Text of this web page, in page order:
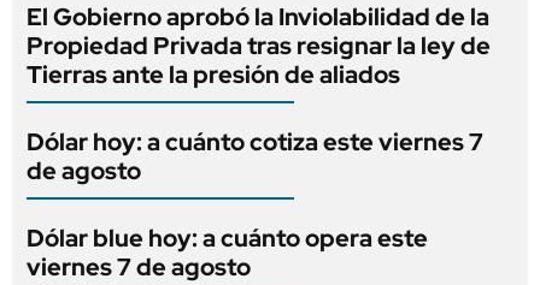
El Gobierno aprobó la Inviolabilidad de la
Propiedad Privada tras resignar la ley de
Tierras ante la presión de aliados
Dólar hoy: a cuánto cotiza este viernes 7
de agosto
Dólar blue hoy: a cuánto opera este
viernes 7 de agosto